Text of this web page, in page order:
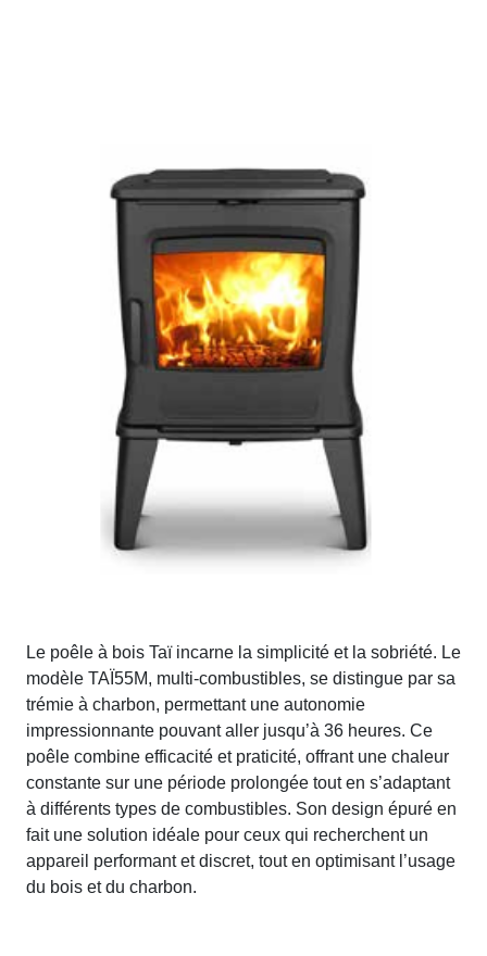
Le poêle à bois Taï incarne la simplicité et la sobriété. Le
modèle TAÏ55M, multi-combustibles, se distingue par sa
trémie à charbon, permettant une autonomie
impressionnante pouvant aller jusqu’à 36 heures. Ce
poêle combine efficacité et praticité, offrant une chaleur
constante sur une période prolongée tout en s’adaptant
à différents types de combustibles. Son design épuré en
fait une solution idéale pour ceux qui recherchent un
appareil performant et discret, tout en optimisant l’usage
du bois et du charbon.